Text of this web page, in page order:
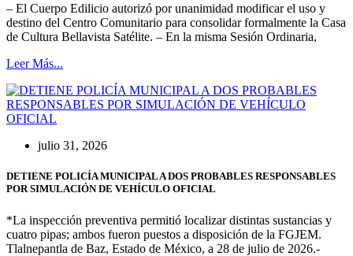
– El Cuerpo Edilicio autorizó por unanimidad modificar el uso y
destino del Centro Comunitario para consolidar formalmente la Casa
de Cultura Bellavista Satélite. – En la misma Sesión Ordinaria,
Leer Más...
julio 31, 2026
DETIENE POLICÍA MUNICIPAL A DOS PROBABLES RESPONSABLES
POR SIMULACIÓN DE VEHÍCULO OFICIAL
*La inspección preventiva permitió localizar distintas sustancias y
cuatro pipas; ambos fueron puestos a disposición de la FGJEM.
Tlalnepantla de Baz, Estado de México, a 28 de julio de 2026.-